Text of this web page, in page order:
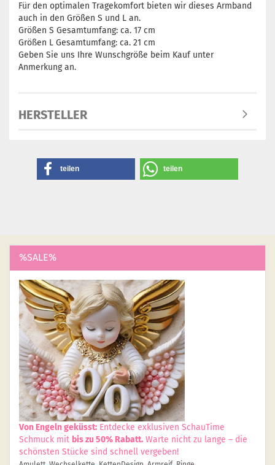
Für den optimalen Tragekomfort bieten wir dieses Armband
auch in den Größen S und L an.
Größen S Gesamtumfang: ca. 17 cm
Größen L Gesamtumfang: ca. 21 cm
Geben Sie uns Ihre Wunschgröße beim Kauf unter
Anmerkung an.
HERSTELLER
teilen teilen
%SALE%
Von Engeln geküsst: Entdecke exklusiven SchauTime
Schmuck mit bis zu 50% Rabatt. Warte nicht zu lange – die
schönsten Stücke sind schnell vergeben!